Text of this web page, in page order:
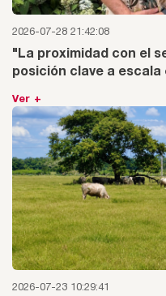
2026-07-28 21:42:08
"La proximidad con el
posición clave a escala
Ver +
2026-07-23 10:29:41